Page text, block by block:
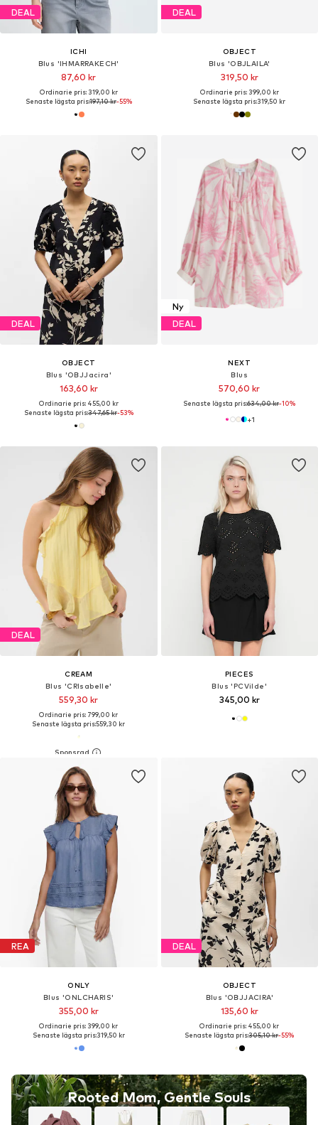
DEAL
ICHI
Blus 'IHMARRAKECH'
87,60 kr
Ordinarie pris: 319,00 kr
Senaste lägsta pris:197,10 kr-55%
DEAL
OBJECT
Blus 'OBJLAILA'
319,50 kr
Ordinarie pris: 399,00 kr
Senaste lägsta pris:319,50 kr
DEAL
OBJECT
Blus 'OBJJacira'
163,60 kr
Ordinarie pris: 455,00 kr
Senaste lägsta pris:347,65 kr-53%
Ny
DEAL
NEXT
Blus
570,60 kr
Senaste lägsta pris:634,00 kr-10%
+1
DEAL
CREAM
Blus 'CRIsabelle'
559,30 kr
Ordinarie pris: 799,00 kr
Senaste lägsta pris:559,30 kr
PIECES
Blus 'PCVilde'
345,00 kr
REA
ONLY
Blus 'ONLCHARIS'
355,00 kr
Ordinarie pris: 399,00 kr
Senaste lägsta pris:319,50 kr
Rooted Mom, Gentle Souls
DEAL
OBJECT
Blus 'OBJJACIRA'
135,60 kr
Ordinarie pris: 455,00 kr
Senaste lägsta pris:305,10 kr-55%